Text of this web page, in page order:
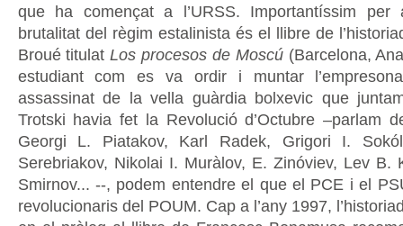
que ha començat a l’URSS. Importantíssim
brutalitat del règim estalinista és el llibre de
Broué titulatLos procesos de Moscú(Barcelona,
estudiant com es va ordir i muntar
assassinat de la vella guàrdia bolxevic que
Trotski havia fet la Revolució d’Octubre –parlam
Georgi L. Piatakov, Karl Radek, Grigori I.
Serebriakov, Nikolai I. Muràlov, E. Zinóviev, Lev B.
Smirnov... --, podem entendre el que el PCE i el
revolucionaris del POUM. Cap a l’any 1997,